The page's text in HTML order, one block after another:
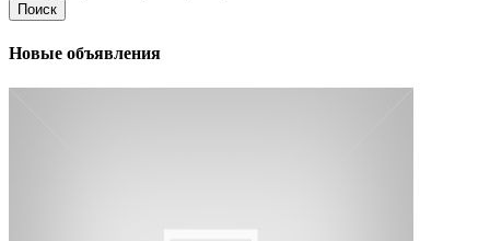
Поиск
Новые объявления